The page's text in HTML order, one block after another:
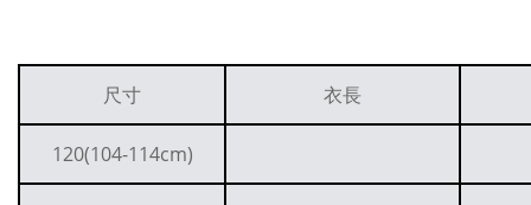
尺寸 衣長
120(104-114cm)